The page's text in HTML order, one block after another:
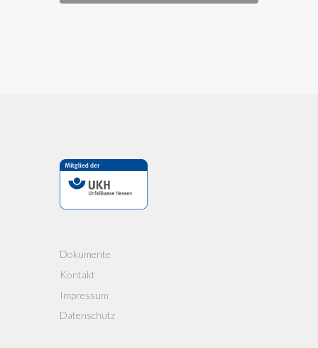
Dokumente
Kontakt
Impressum
Datenschutz